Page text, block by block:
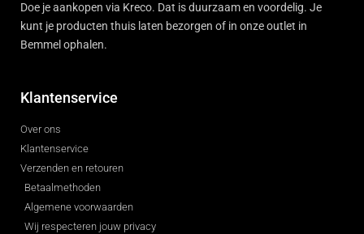
Doe je aankopen via Kreco. Dat is duurzaam en voordelig. Je
kunt je producten thuis laten bezorgen of in onze outlet in
Bemmel ophalen.
Klantenservice
Over ons
Klantenservice
Verzenden en retouren
Betaalmethoden
Algemene voorwaarden
Wij respecteren jouw privacy